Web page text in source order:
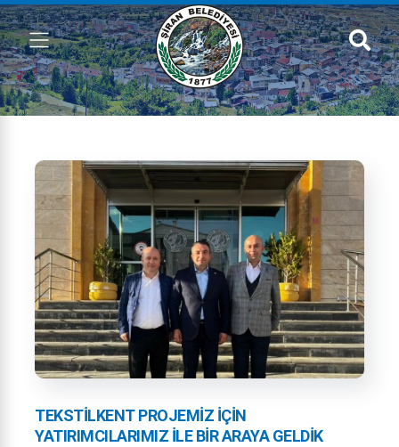
TEKSTİLKENT PROJEMİZ İÇİN
YATIRIMCILARIMIZ İLE BİR ARAYA GELDİK